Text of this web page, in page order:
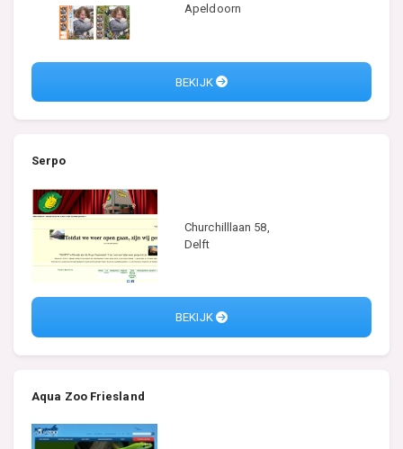
Apeldoorn
BEKIJK
Serpo
Churchilllaan 58,
Delft
BEKIJK
Aqua Zoo Friesland